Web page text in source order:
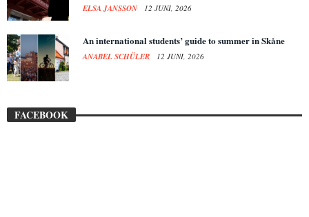
ELSA JANSSON 12 JUNI, 2026
An international students’ guide to summer in Skåne
ANABEL SCHÜLER 12 JUNI, 2026
FACEBOOK